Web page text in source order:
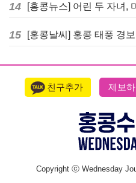
14
15 [홍콩날씨] 홍콩 태풍 경
친구추가 제보하
Copyright ⓒ Wednesday